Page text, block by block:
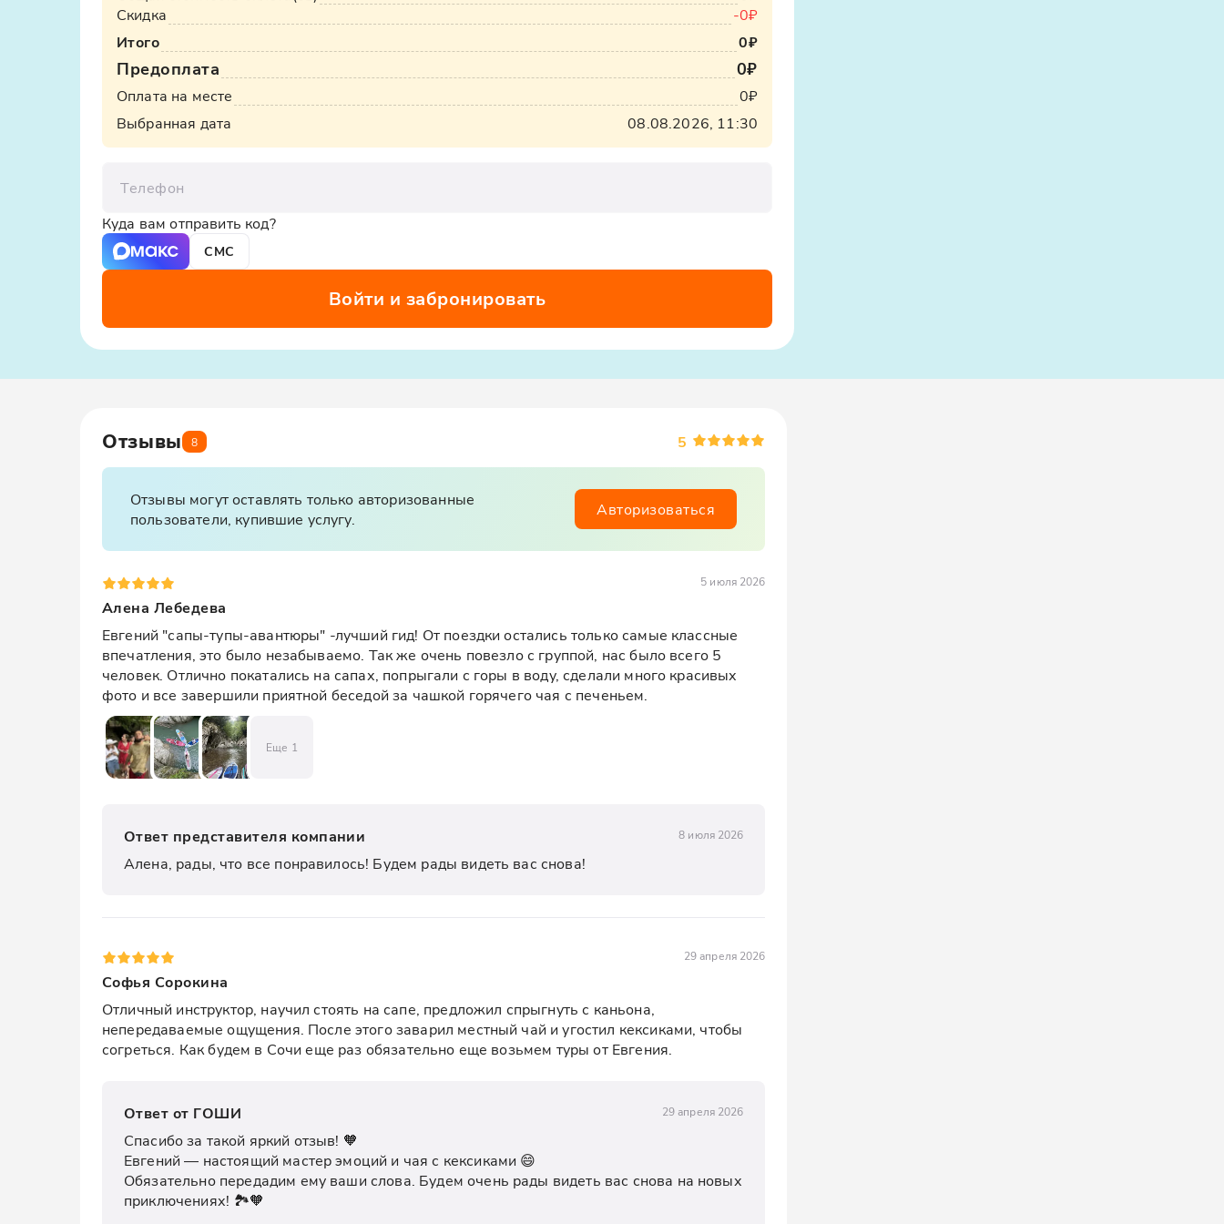
Скидка
-0₽
Итого
0₽
Предоплата 0₽
Оплата на месте
0₽
Выбранная дата
08.08.2026, 11:30
Куда вам отправить код?
СМС
Войти и забронировать
Отзывы 8 5
Отзывы могут оставлять только авторизованные
пользователи, купившие услугу.
Авторизоваться
5 июля 2026
Алена Лебедева
Евгений "сапы-тупы-авантюры" -лучший гид! От поездки остались только самые классные
впечатления, это было незабываемо. Так же очень повезло с группой, нас было всего 5
человек. Отлично покатались на сапах, попрыгали с горы в воду, сделали много красивых
фото и все завершили приятной беседой за чашкой горячего чая с печеньем.
Еще 1
Ответ представителя компании 8 июля 2026
Алена, рады, что все понравилось! Будем рады видеть вас снова!
29 апреля 2026
Софья Сорокина
Отличный инструктор, научил стоять на сапе, предложил спрыгнуть с каньона,
непередаваемые ощущения. После этого заварил местный чай и угостил кексиками, чтобы
согреться. Как будем в Сочи еще раз обязательно еще возьмем туры от Евгения.
Ответ от ГОШИ 29 апреля 2026
Спасибо за такой яркий отзыв! 🧡
Евгений — настоящий мастер эмоций и чая с кексиками 😄
Обязательно передадим ему ваши слова. Будем очень рады видеть вас снова на новых
приключениях! 🏞️🧡